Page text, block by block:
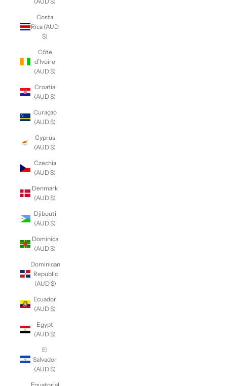
Costa
Rica (AUD
$)
Côte
d’Ivoire
(AUD $)
Croatia
(AUD $)
Curaçao
(AUD $)
Cyprus
(AUD $)
Czechia
(AUD $)
Denmark
(AUD $)
Djibouti
(AUD $)
Dominica
(AUD $)
Dominican
Republic
(AUD $)
Ecuador
(AUD $)
Egypt
(AUD $)
El
Salvador
(AUD $)